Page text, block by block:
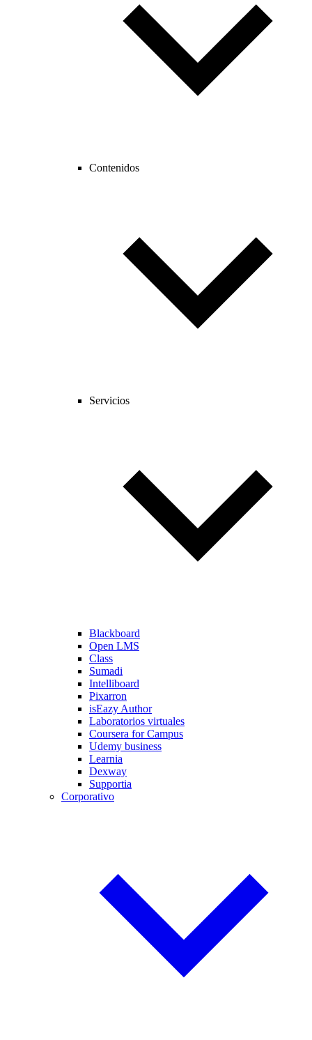
Contenidos
Servicios
Blackboard
Open LMS
Class
Sumadi
Intelliboard
Pixarron
isEazy Author
Laboratorios virtuales
Coursera for Campus
Udemy business
Learnia
Dexway
Supportia
Corporativo